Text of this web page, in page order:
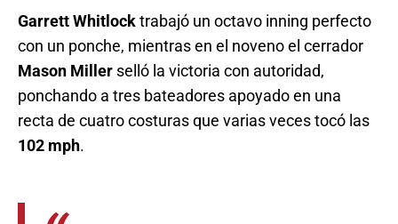
Garrett Whitlocktrabajó un octavo inning perfecto
con un ponche, mientras en el noveno el cerrador
Mason Miller selló la victoria con autoridad,
ponchando a tres bateadores apoyado en una
recta de cuatro costuras que varias veces tocó las
102 mph.